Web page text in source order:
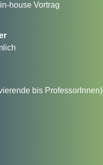
house Vortrag
bis ProfessorInnen)